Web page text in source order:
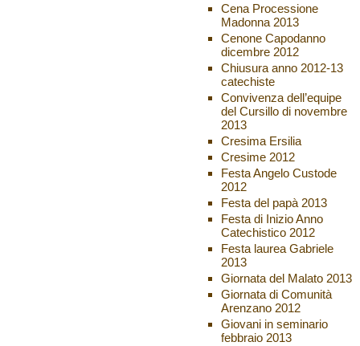
Cena Processione
Madonna 2013
Cenone Capodanno
dicembre 2012
Chiusura anno 2012-13
catechiste
Convivenza dell’equipe
del Cursillo di novembre
2013
Cresima Ersilia
Cresime 2012
Festa Angelo Custode
2012
Festa del papà 2013
Festa di Inizio Anno
Catechistico 2012
Festa laurea Gabriele
2013
Giornata del Malato 2013
Giornata di Comunità
Arenzano 2012
Giovani in seminario
febbraio 2013